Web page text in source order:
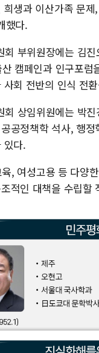
생과 이산가족 문
했다.
회 부위원장에는 김
캠페인과 인구포
사회 전반의 인식 전
회 상임위원에는 박
공정책학 석사, 행
있다.
, 여성고용 등 다양
적인 대책을 수립할